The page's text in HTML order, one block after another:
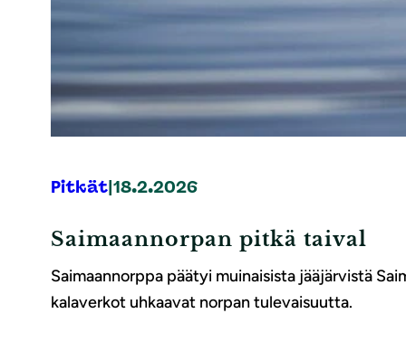
Pitkät 18.2.2026
Saimaannorpan pitkä taival
Saimaannorppa päätyi muinaisista jääjärvistä
kalaverkot uhkaavat norpan tulevaisuutta.